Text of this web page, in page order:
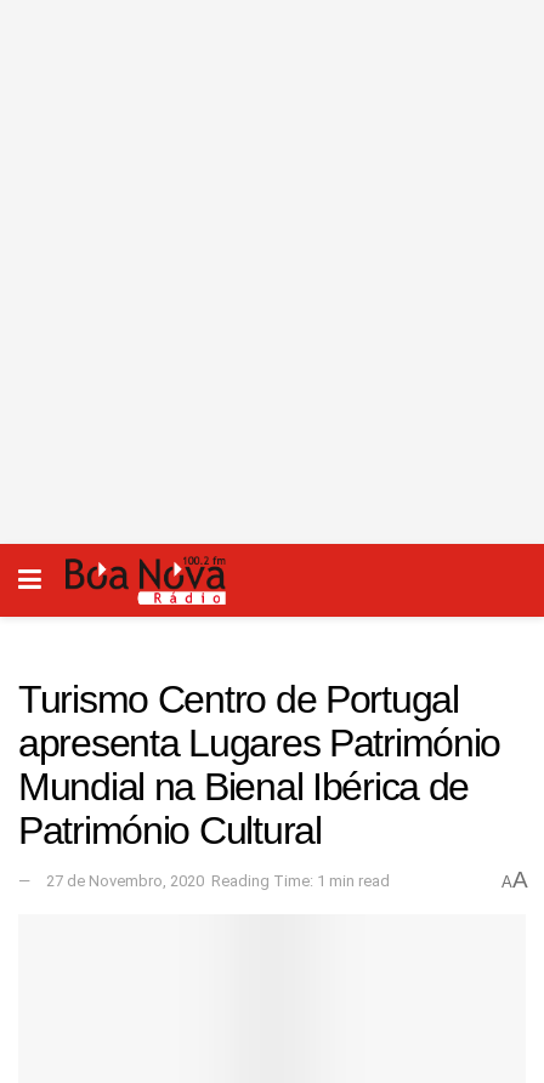
Turismo Centro de Portugal
apresenta Lugares Património
Mundial na Bienal Ibérica de
Património Cultural
27 de Novembro, 2020 Reading Time: 1 min read AA